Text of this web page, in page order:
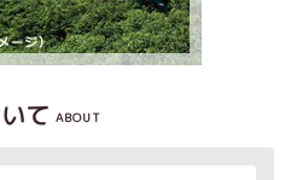
て ABOUT